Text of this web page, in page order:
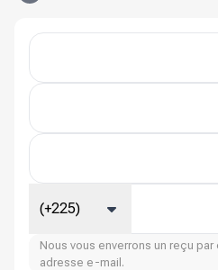
(+225)
Nous vous enverrons un reçu
adresse e-mail.